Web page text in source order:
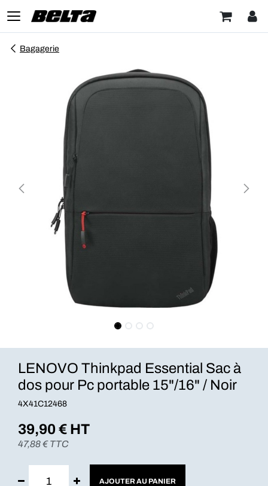
Bagagerie
LENOVO Thinkpad Essential Sac à
dos pour Pc portable 15"/16" / Noir
4X41C12468
39,90€ HT
47,88€ TTC
AJOUTER AU PANIER